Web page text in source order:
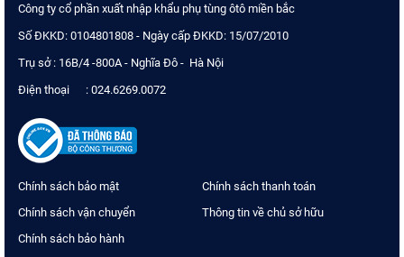
Công ty cổ phần xuất nhập khẩu phụ tùng ôtô miền bắc
Số ĐKKD: 0104801808 - Ngày cấp ĐKKD: 15/07/2010
Trụ sở : 16B/4 -800A - Nghĩa Đô - Hà Nội
Điện thoại : 024.6269.0072
Chính sách bảo mật
Chính sách thanh toán
Chính sách vận chuyển
Thông tin về chủ sở hữu
Chính sách bảo hành